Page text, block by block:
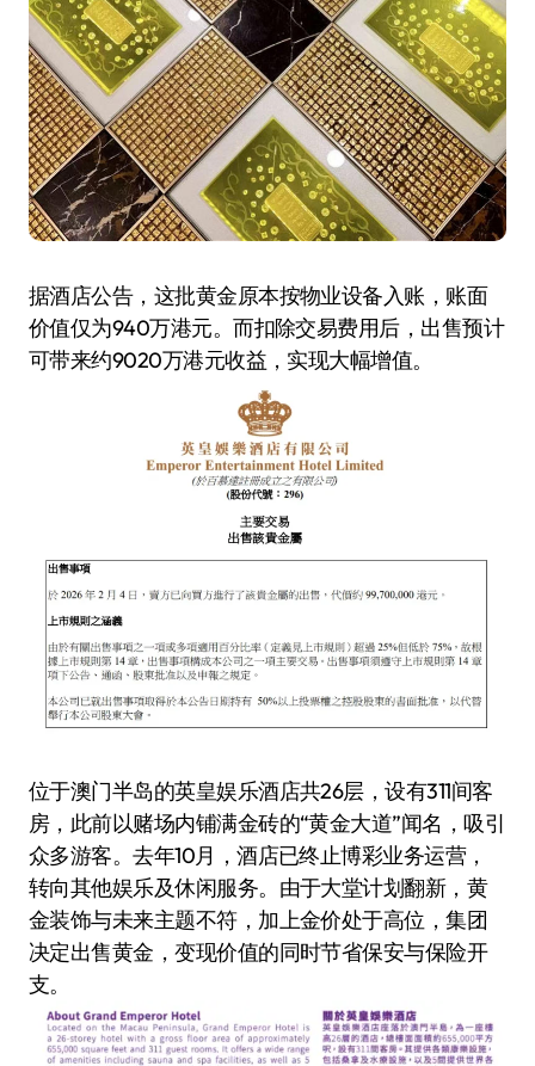
据酒店公告，这批黄金原本按物业设备入账，账面
价值仅为940万港元。而扣除交易费用后，出售预计
可带来约9020万港元收益，实现大幅增值。
位于澳门半岛的英皇娱乐酒店共26层，设有311间客
房，此前以赌场内铺满金砖的“黄金大道”闻名，吸引
众多游客。去年10月，酒店已终止博彩业务运营，
转向其他娱乐及休闲服务。由于大堂计划翻新，黄
金装饰与未来主题不符，加上金价处于高位，集团
决定出售黄金，变现价值的同时节省保安与保险开
支。